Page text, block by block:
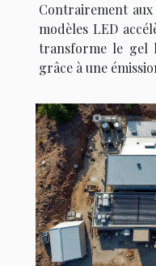
Contrairement
modèles LED
transforme le gel
grâce à une